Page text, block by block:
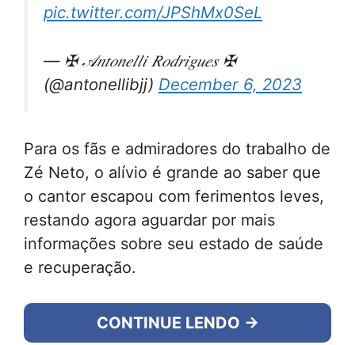
pic.twitter.com/JPShMx0SeL
— ✠ 𝒜𝑛𝑡𝑜𝑛𝑒𝑙𝑙𝑖 𝑅𝑜𝑑𝑟𝑖𝑔𝑢𝑒𝑠 ✠
(@antonellibjj) December 6, 2023
Para os fãs e admiradores do trabalho de
Zé Neto, o alívio é grande ao saber que
o cantor escapou com ferimentos leves,
restando agora aguardar por mais
informações sobre seu estado de saúde
e recuperação.
CONTINUE LENDO →